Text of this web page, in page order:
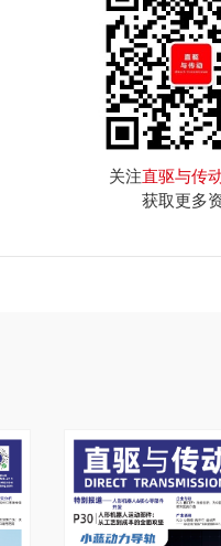
关注直驱与传
获取更多